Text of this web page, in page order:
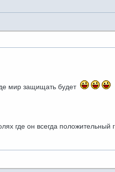
мир защищать будет
где он всегда